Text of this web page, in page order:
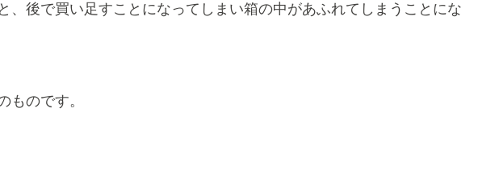
、後で買い足すことになってしまい箱の中があふれてしまうことにな
ものです。